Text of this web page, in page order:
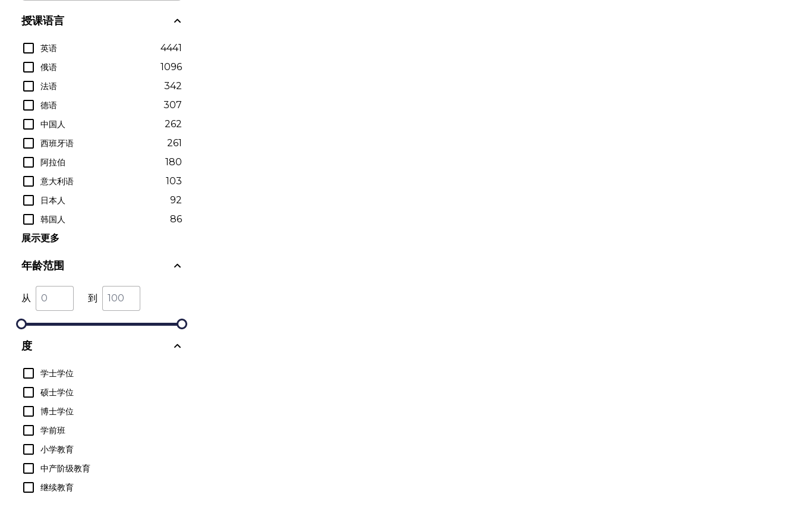
授课语言
英语 4441
俄语 1096
法语 342
德语 307
中国人 262
西班牙语 261
阿拉伯 180
意大利语 103
日本人 92
韩国人
86
展示更多
年龄范围
从 到
度
学士学位
硕士学位
博士学位
学前班
小学教育
中产阶级教育
继续教育